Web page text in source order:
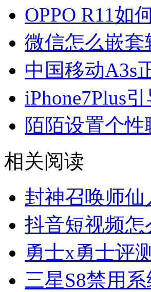
OPPO R11如
微信怎么嵌
中国移动A3s
iPhone7Plus
陌陌设置个
相关阅读
封神召唤师
抖音短视频
勇士x勇士评
三星S8禁用